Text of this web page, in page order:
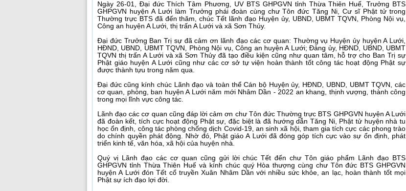
Ngày 26-01, Đại đức Thích Tâm Phương, UV BTS GHPGVN tỉnh Thừa Thiên Huế, Trưởng BTS
GHPGVN huyện A Lưới làm Trưởng phái đoàn cùng chư Tôn đức Tăng Ni, Cư sĩ Phật tử trong
Thường trực BTS đã đến thăm, chúc Tết lãnh đạo Huyện ủy, UBND, UBMT TQVN, Phòng Nội vụ,
Công an huyện A Lưới, thị trấn A Lưới và xã Sơn Thủy.
Đại đức Trưởng Ban Trị sự đã cảm ơn lãnh đạo các cơ quan: Thường vụ Huyện ủy huyện A Lưới,
HĐND, UBND, UBMT TQVN, Phòng Nội vụ, Công an huyện A Lưới; Đảng ủy, HĐND, UBND, UBMT
TQVN thị trấn A Lưới và xã Sơn Thủy đã tạo điều kiện cũng như quan tâm, hỗ trợ cho Ban Trị sự
Phật giáo huyện A Lưới cũng như các cơ sở tự viện hoàn thành tốt công tác hoạt động Phật sự
được thành tựu trong năm qua.
Đại đức cũng kính chúc Lãnh đạo và toàn thể Cán bộ Huyện ủy, HĐND, UBND, UBMT TQVN, các
cơ quan, phòng, ban huyện A Lưới năm mới Nhâm Dần - 2022 an khang, thịnh vượng, thành công
trong mọi lĩnh vực công tác.
Lãnh đạo các cơ quan cũng đáp lời cảm ơn chư Tôn đức Thường trực BTS GHPGVN huyện A Lưới
đã đoàn kết, tích cực hoạt động Phật sự, đặc biệt là đã hướng dẫn Tăng Ni, Phật tử huyện nhà tu
học ổn định, công tác phòng chống dịch Covid-19, an sinh xã hội, tham gia tích cực các phong trào
do chính quyền phát động. Nhờ đó, Phật giáo A Lưới đã đóng góp tích cực vào sự ổn định, phát
triển kinh tế, văn hóa, xã hội của huyện nhà.
Quý vị Lãnh đạo các cơ quan cũng gửi lời chúc Tết đến chư Tôn giáo phẩm Lãnh đạo BTS
GHPGVN tỉnh Thừa Thiên Huế và kính chúc quý Hòa thượng cùng chư Tôn đức BTS GHPGVN
huyện A Lưới đón Tết cổ truyền Xuân Nhâm Dần với nhiều sức khỏe, an lạc, hoàn thành tốt mọi
Phật sự ích đạo lợi đời.